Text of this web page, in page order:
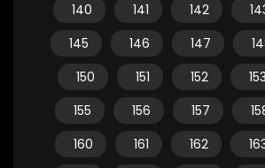
140
141 142
145
146 147
150
151 152 153
155
156 157
160
161 162